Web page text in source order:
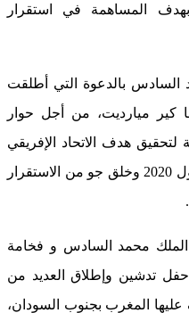
بهدف المساهمة في استقرار
السادس بالدعوة التي أطلقت
كير ميارديت، من أجل حوار
لتحقيق هدف الاتحاد الإفريقي
من أجل إسكات صوت الأسلحة بحلول 2020 وخلق جو من الاستقرار
الملك محمد السادس و فخامة
حفل تدشين وإطلاق العديد من
المغرب بجنوب السودان،